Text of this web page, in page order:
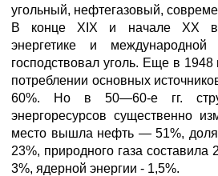
угольный, нефтегазовый,
В конце XIX и начале XX
энергетике и международной
господствовал уголь. Еще в
потреблении основных
60%. Но в 50—60-е гг.
энергоресурсов существенно
место вышла нефть — 51%, доля
23%, природного газа составила
3%, ядерной энергии - 1,5%.